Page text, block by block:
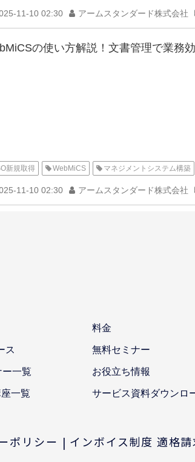
11-10 02:30 アームスタンダード株式会社
の使い方解説！文書管理で業務効
新規取得 WebMiCS マネジメントシステム構築
11-10 02:30 アームスタンダード株式会社
ス
ー一覧
一覧
料金
無料セミナー
お役立ち情報
サービス資料ダウンロ
ポリシー インボイス制度 適格